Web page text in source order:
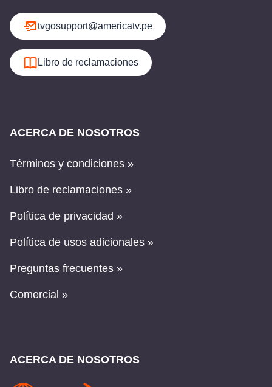
tvgosupport@americatv.pe
Libro de reclamaciones
ACERCA DE NOSOTROS
Términos y condiciones »
Libro de reclamaciones »
Política de privacidad »
Política de usos adicionales »
Preguntas frecuentes »
Comercial »
ACERCA DE NOSOTROS